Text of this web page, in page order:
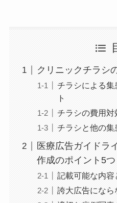
クリニックチラシ
チラシによる集
ト
チラシの費用
チラシと他の集
医療広告ガイドラ
作成のポイント5つ
記載可能な内容
誇大広告になら